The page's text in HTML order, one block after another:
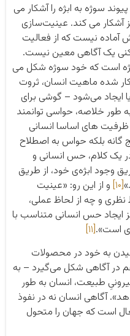
سوژه به ابژه را آشکار می
آشکار می کند. عینیت‌سازی
آماده نیست که از فعالیت
یک آگاهی معین نیست.
است که خود سوژه شکل می
شده ماهیت انسان، ثروت
ایجاد می‌شود – گوشی برای
طور خلاصه، حواسی توانمند
ظرفیت های اساسا انسانی
گانه بلکه حواس به اصطلاح
یک کلام، حس انسانی و
وجود ابژه‌ی خود، از طریق
[۱۰]
و از این رو: «عینیت
و چه از لحاظ عملی،
ایجاد حس انسانی متناسب با
است».[۱۱]
به خود در محصولات
آگاهی شکل می‌گیرد – به
طبیعت، انسان به طور
آگاهی انسان نه در نفوذ
است که جهان را متحول